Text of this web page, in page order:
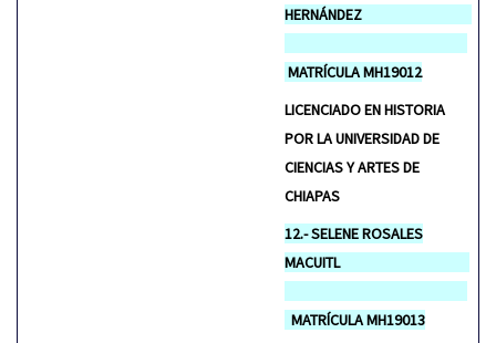
HERNÁNDEZ
MATRÍCULA MH19012
LICENCIADO EN HISTORIA
POR LA UNIVERSIDAD DE
CIENCIAS Y ARTES DE
CHIAPAS
12.- SELENE ROSALES
MACUITL
MATRÍCULA MH19013